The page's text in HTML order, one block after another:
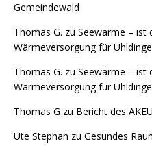
Gemeindewald
Thomas G. zu Seewärme – ist
Wärmeversorgung für
Thomas G. zu Seewärme – ist
Wärmeversorgung für
Thomas G zu Bericht des
Ute Stephan zu Gesundes